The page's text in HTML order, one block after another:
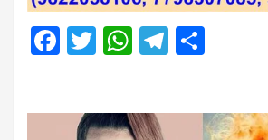
Facebook
Twitter
WhatsApp
Telegram